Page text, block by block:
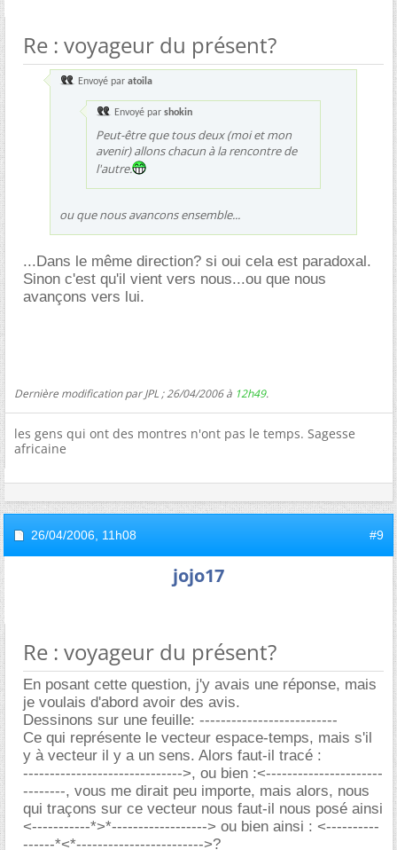
Re : voyageur du présent?
Envoyé par atoila
Envoyé par shokin
Peut-être que tous deux (moi et mon
avenir) allons chacun à la rencontre de
l'autre.
ou que nous avancons ensemble...
...Dans le même direction? si oui cela est paradoxal.
Sinon c'est qu'il vient vers nous...ou que nous
avançons vers lui.
Dernière modification par JPL ; 26/04/2006 à 12h49.
les gens qui ont des montres n'ont pas le temps. Sagesse
africaine
26/04/2006, 11h08 #9
jojo17
Re : voyageur du présent?
En posant cette question, j'y avais une réponse, mais
je voulais d'abord avoir des avis.
Dessinons sur une feuille: --------------------------
Ce qui représente le vecteur espace-temps, mais s'il
y à vecteur il y a un sens. Alors faut-il tracé :
------------------------------>, ou bien :<----------------------
--------, vous me dirait peu importe, mais alors, nous
qui traçons sur ce vecteur nous faut-il nous posé ainsi
<-----------*>*------------------> ou bien ainsi : <----------
------*<*------------------------>?